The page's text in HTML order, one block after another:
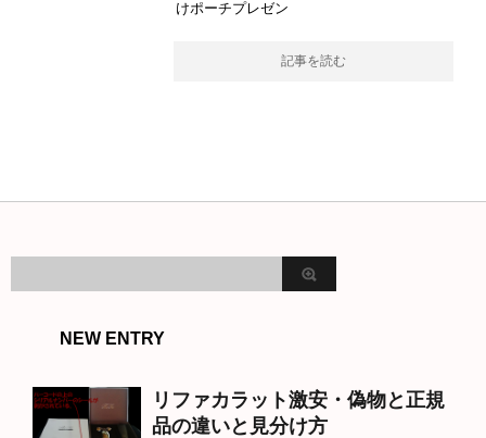
けポーチプレゼン
記事を読む
NEW ENTRY
リファカラット激安・偽物と正規
品の違いと見分け方